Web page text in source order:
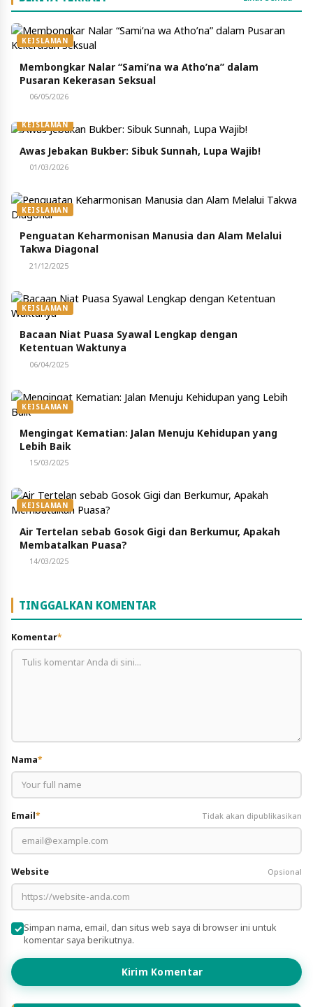
KEISLAMAN
Membongkar Nalar “Sami’na wa Atho’na” dalam
Pusaran Kekerasan Seksual
06/05/2026
KEISLAMAN
Awas Jebakan Bukber: Sibuk Sunnah, Lupa Wajib!
01/03/2026
KEISLAMAN
Penguatan Keharmonisan Manusia dan Alam Melalui
Takwa Diagonal
21/12/2025
KEISLAMAN
Bacaan Niat Puasa Syawal Lengkap dengan
Ketentuan Waktunya
06/04/2025
KEISLAMAN
Mengingat Kematian: Jalan Menuju Kehidupan yang
Lebih Baik
15/03/2025
KEISLAMAN
Air Tertelan sebab Gosok Gigi dan Berkumur, Apakah
Membatalkan Puasa?
14/03/2025
TINGGALKAN KOMENTAR
Komentar*
Nama*
Email* Tidak akan dipublikasikan
Website Opsional
Simpan nama, email, dan situs web saya di browser ini untuk
komentar saya berikutnya.
Kirim Komentar